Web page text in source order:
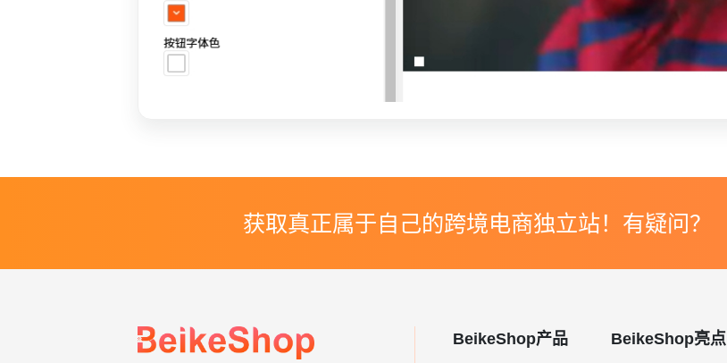
获取真正属于自己的跨境电商独立站！有疑问？
BeikeShop产品 BeikeShop亮点